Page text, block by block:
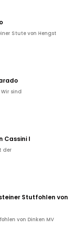
Stute von Hengst
sind
Cassini I
der
Stutfohlen von
von Dinken MV